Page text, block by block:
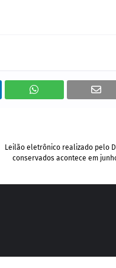
Leilão eletrônico realizado pelo
conservados acontece em